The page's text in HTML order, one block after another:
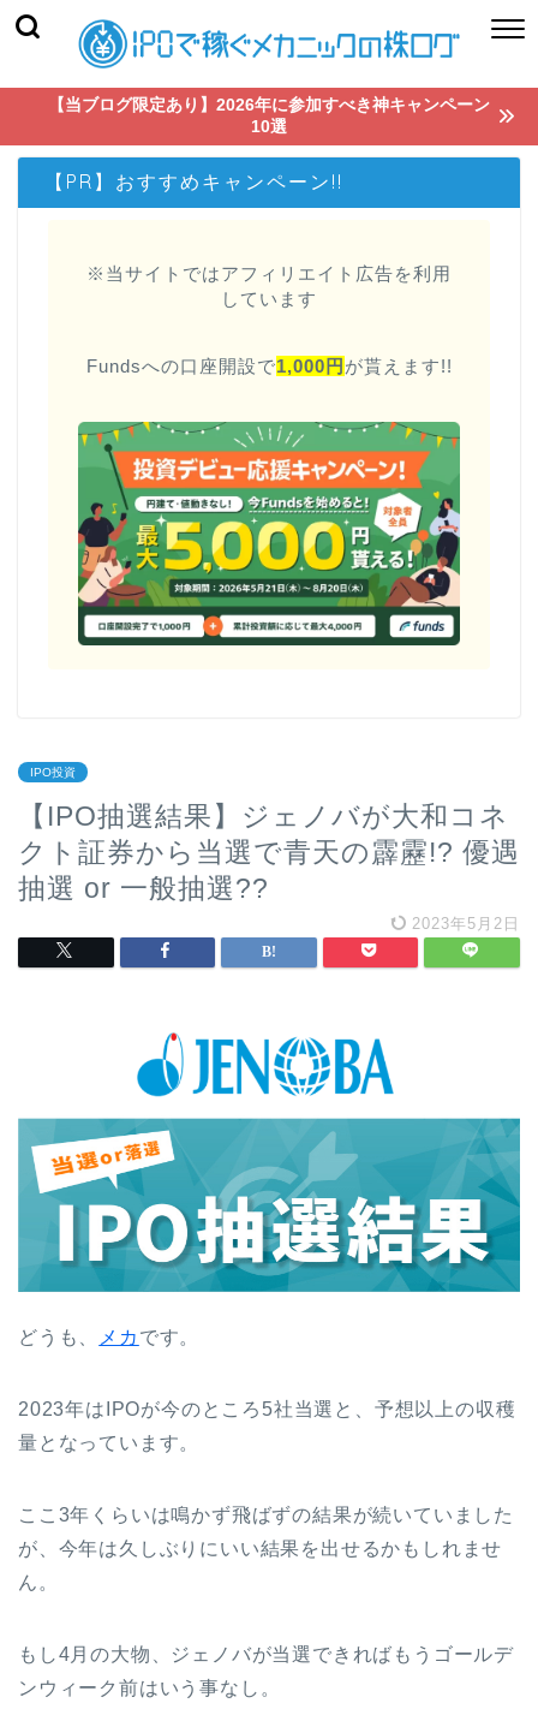
【当ブログ限定あり】2026年に参加すべき神キャンペーン
10選
【PR】おすすめキャンペーン!!
※当サイトではアフィリエイト広告を利用
しています
Fundsへの口座開設で1,000円 が貰えます!!
IPO投資
【IPO抽選結果】ジェノバが大和コネ
クト証券から当選で青天の霹靂!? 優遇
抽選 or 一般抽選??
2023年5月2日
どうも、 メカ です。
2023年はIPOが今のところ5社当選と、予想以上の収穫
量となっています。
ここ3年くらいは鳴かず飛ばずの結果が続いていました
が、今年は久しぶりにいい結果を出せるかもしれませ
ん。
もし4月の大物、ジェノバが当選できればもうゴールデ
ンウィーク前はいう事なし。